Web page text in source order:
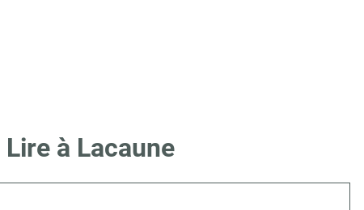
à Lacaune